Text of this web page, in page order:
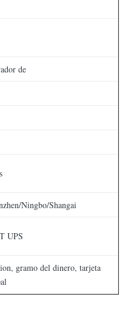
de
Ningbo/Shangai
UPS
gramo del dinero, tarjeta